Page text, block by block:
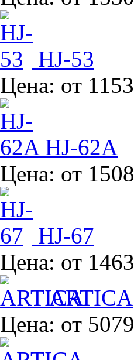
HJ-53
Цена: от
HJ-62A
Цена: от
HJ-67
Цена: от
ARTICA
Цена: от